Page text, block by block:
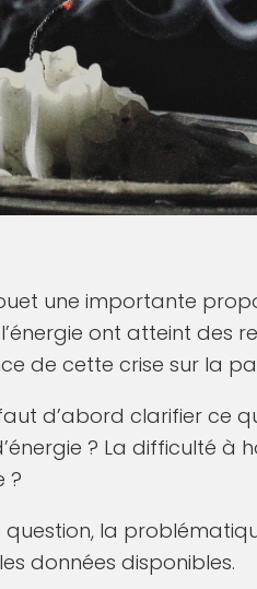
une importante
ont atteint des
de cette crise sur la
d’abord clarifier ce
? La difficulté à
?
la
données disponibles.